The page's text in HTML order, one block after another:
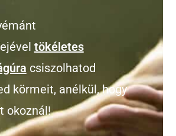
tökéletes
csiszolhatod
körmeit, anélkül, hogy
okoznál!